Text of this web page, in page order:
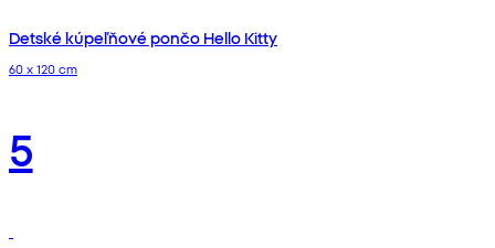
Detské kúpeľňové pončo Hello Kitty
60 x 120 cm
5